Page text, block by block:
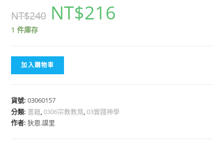
NT$240 NT$216
1 件庫存
加入購物車
貨號:03060157
分類: 書籍,0306宗教教育,03實踐神學
作者:狄恩.謨里